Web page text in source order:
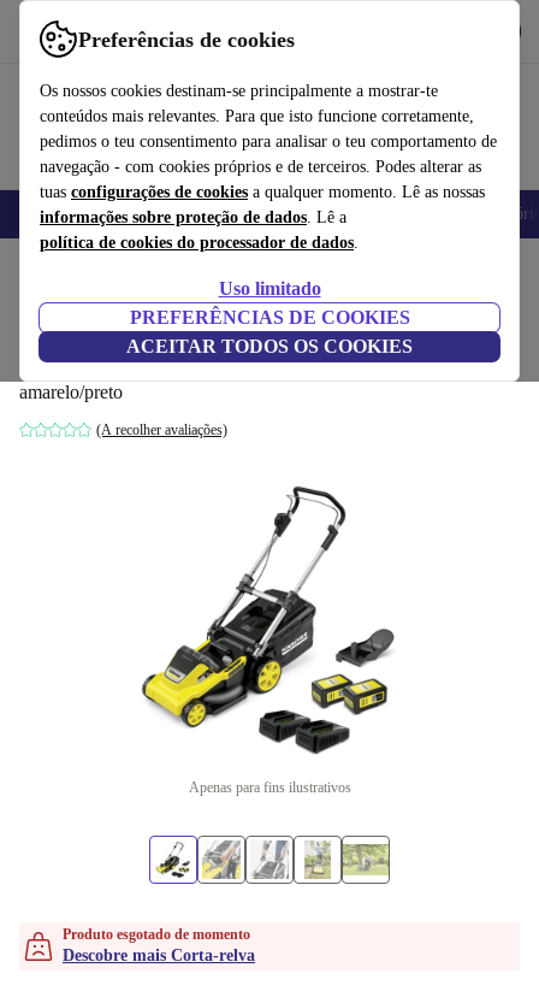
Preferências de cookies
Os nossos cookies destinam-se principalmente a mostrar-te
conteúdos mais relevantes. Para que isto funcione corretamente,
pedimos o teu consentimento para analisar o teu comportamento de
navegação - com cookies próprios e de terceiros. Podes alterar as
tuas configurações de cookies a qualquer momento. Lê as nossas
informações sobre proteção de dados. Lê a
política de cookies do processador de dados.
Uso limitado
PREFERÊNCIAS DE COOKIES
ACEITAR TODOS OS COOKIES
Use o refurbed de forma rápida e fácil
Telemóveis Computadores Portáteis Tablets
Kärcher LMO 5-18 Dual Battery Set
Cortador de relva sem fio
amarelo/preto
(A recolher avaliações)
Apenas para fins ilustrativos
Produto esgotado de momento
Descobre mais Corta-relva